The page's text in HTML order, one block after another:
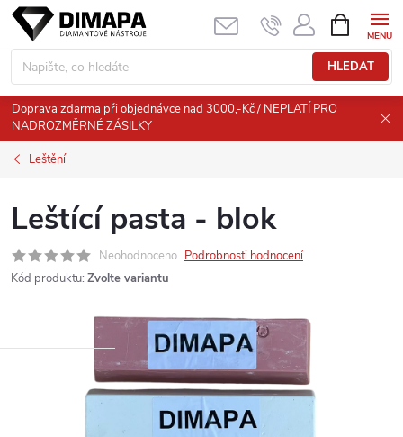
Přejít
obsah
HLEDAT
NÁKUPNÍ
KOŠÍK
Doprava zdarma při objednávce nad 3000,-Kč / NEPLATÍ PRO
NADROZMĚRNÉ ZÁSILKY
Leštění
Leštící pasta - blok
Neohodnoceno Podrobnosti hodnocení
Kód produktu: Zvolte variantu